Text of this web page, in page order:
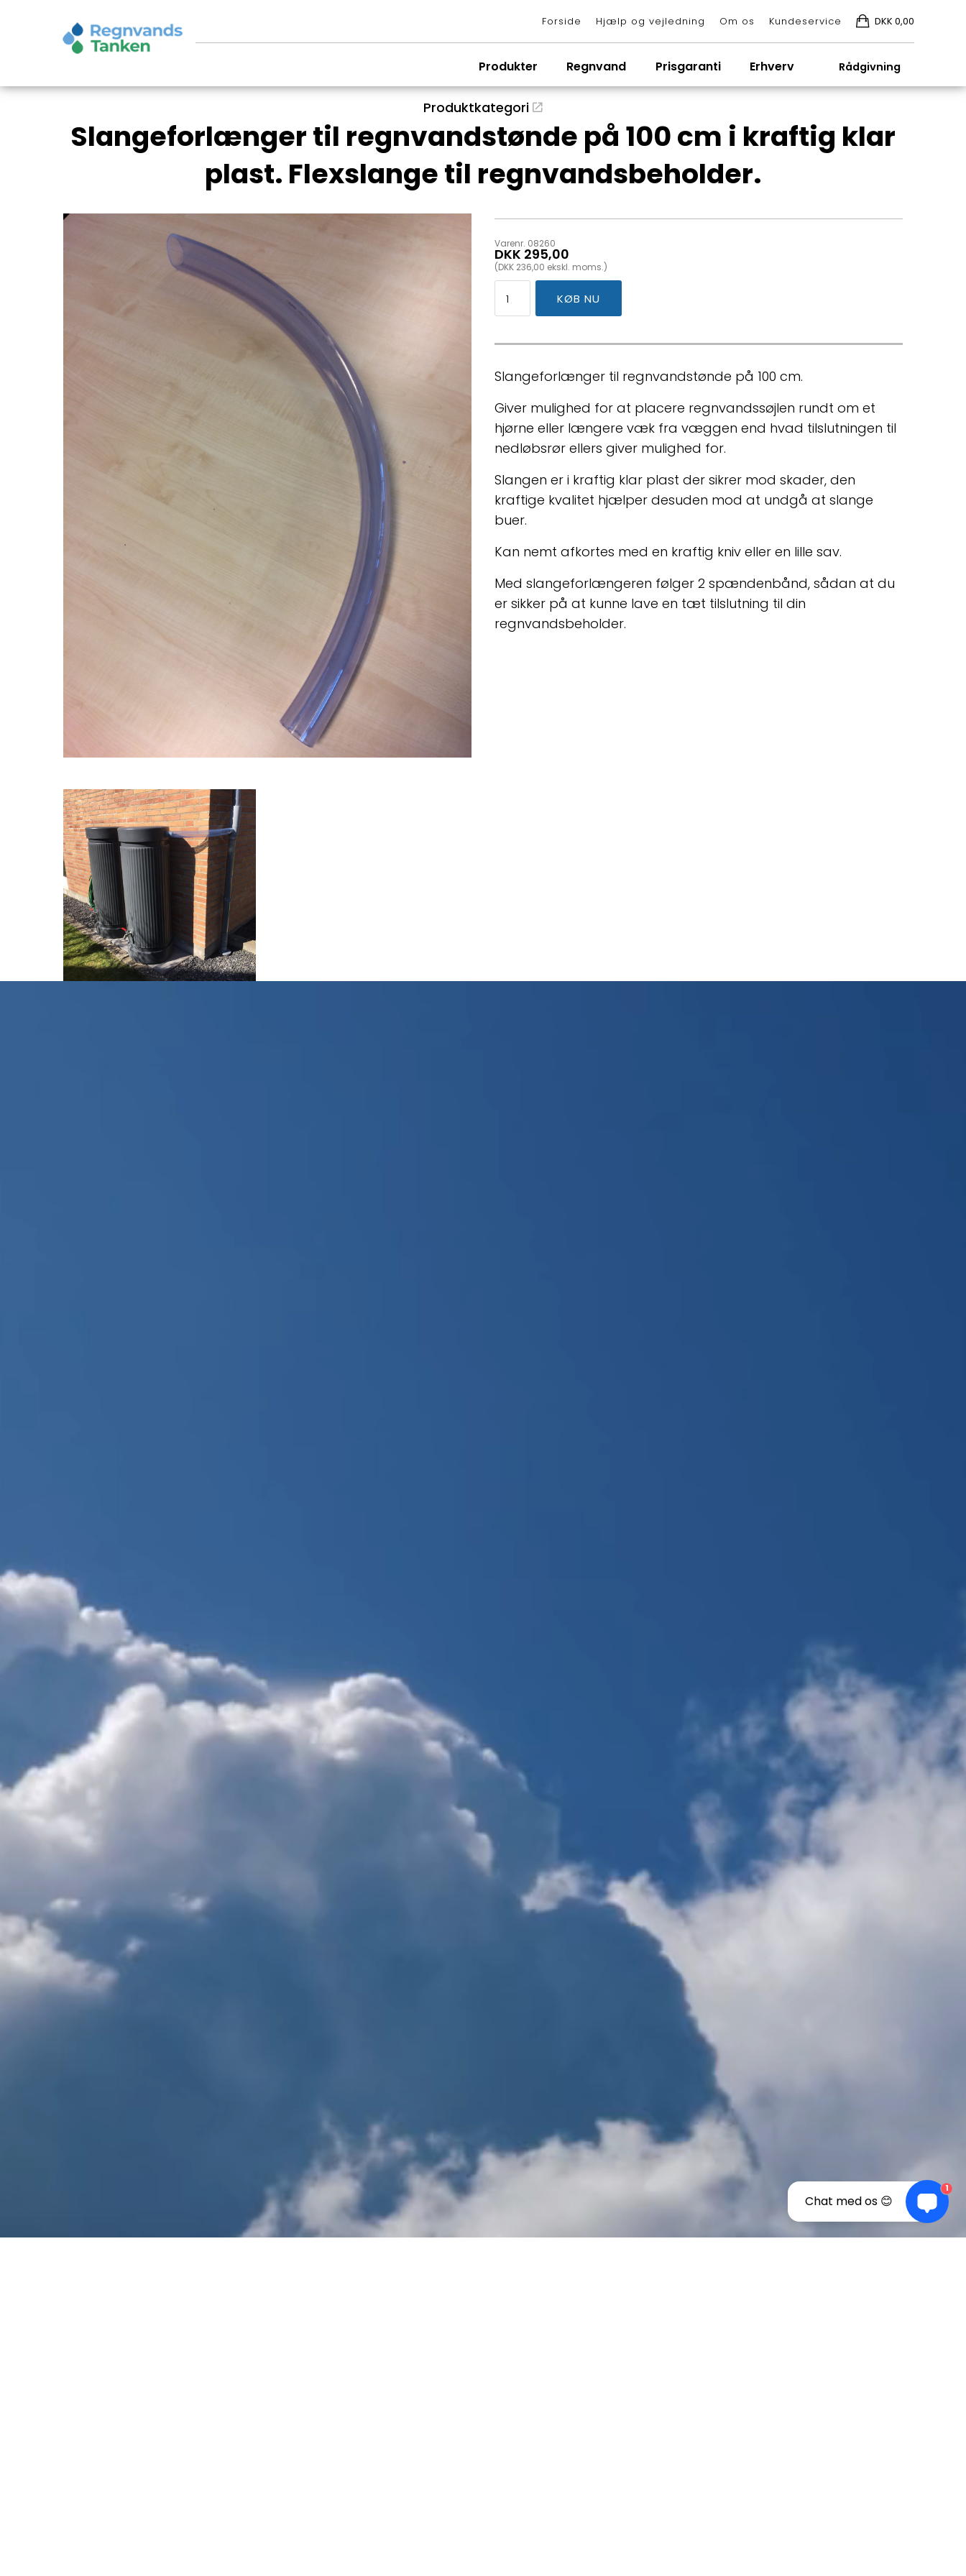
DKK 0,00
Forside Hjælp og vejledning Om os Kundeservice
Produkter Regnvand Prisgaranti Erhverv Rådgivning
Produktkategori
Slangeforlænger til regnvandstønde på 100 cm i kraftig klar
plast. Flexslange til regnvandsbeholder.
Varenr. 08260
DKK 295,00
(DKK 236,00 ekskl. moms.)
Slangeforlænger til regnvandstønde på 100 cm.
Giver mulighed for at placere regnvandssøjlen rundt om et
hjørne eller længere væk fra væggen end hvad tilslutningen til
nedløbsrør ellers giver mulighed for.
Slangen er i kraftig klar plast der sikrer mod skader, den
kraftige kvalitet hjælper desuden mod at undgå at slange
buer.
Kan nemt afkortes med en kraftig kniv eller en lille sav.
Med slangeforlængeren følger 2 spændenbånd, sådan at du
er sikker på at kunne lave en tæt tilslutning til din
regnvandsbeholder.
Chat med os 😊
1